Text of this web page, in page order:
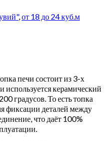
, от 18 до 24 куб.м
печи состоит из 3-х
керамический
градусов. То есть топка
фиксации деталей между
что даёт 100%